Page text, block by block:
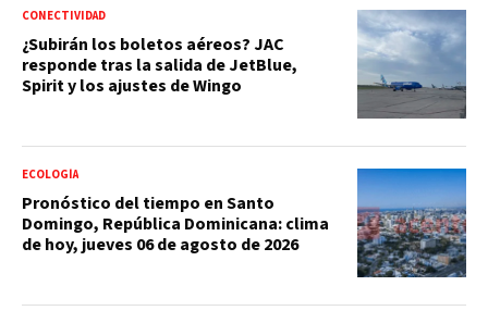
CONECTIVIDAD
¿Subirán los boletos aéreos? JAC
responde tras la salida de JetBlue,
Spirit y los ajustes de Wingo
ECOLOGÍA
Pronóstico del tiempo en Santo
Domingo, República Dominicana: clima
de hoy, jueves 06 de agosto de 2026